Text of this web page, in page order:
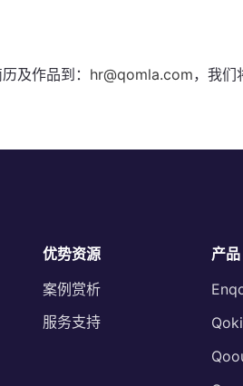
及作品到： hr@qomla.com，我们
优势资源
案例赏析
服务支持
产品